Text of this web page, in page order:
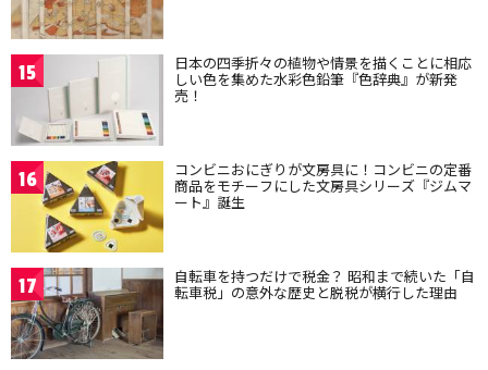
15 日本の四季折々の植物や情景を描くことに相応
しい色を集めた水彩色鉛筆『色辞典』が新発
売！
16 コンビニおにぎりが文房具に！コンビニの定番
商品をモチーフにした文房具シリーズ『ジムマ
ート』誕生
17 自転車を持つだけで税金？ 昭和まで続いた「自
転車税」の意外な歴史と脱税が横行した理由